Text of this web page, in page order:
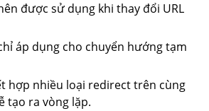
được sử dụng khi thay đổi URL
áp dụng cho chuyển hướng tạm
hợp nhiều loại redirect trên cùng
tạo ra vòng lặp.